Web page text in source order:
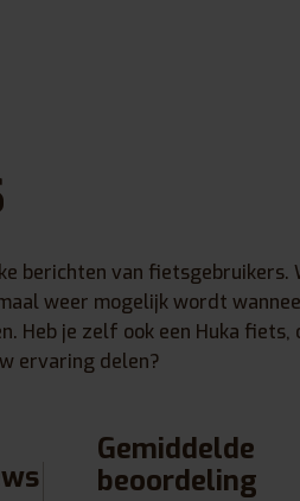
berichten van
weer mogelijk wordt
Heb je zelf ook een Huka fiets,
ervaring delen?
Gemiddelde
beoordeling